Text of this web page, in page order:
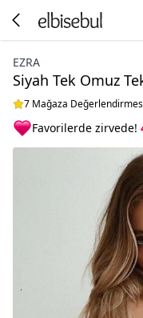
EZRA
Siyah Tek Omuz
7 Mağaza
Favorilerde zirvede!